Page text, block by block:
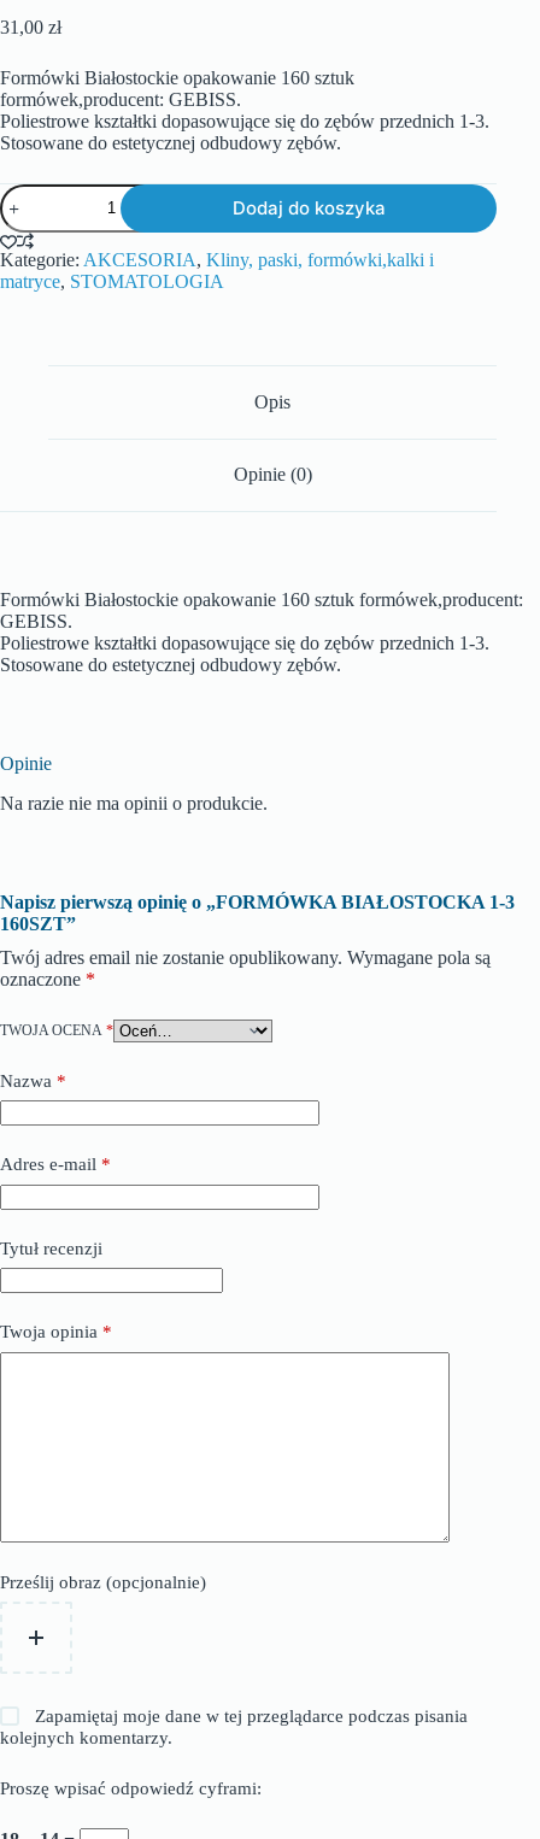
31,00 zł
Formówki Białostockie opakowanie 160 sztuk
formówek,producent: GEBISS.
Poliestrowe kształtki dopasowujące się do zębów przednich 1-3.
Stosowane do estetycznej odbudowy zębów.
Dodaj do koszyka
Kategorie: AKCESORIA, Kliny, paski, formówki,kalki i
matryce, STOMATOLOGIA
Opis
Opinie (0)
Formówki Białostockie opakowanie 160 sztuk formówek,producent:
GEBISS.
Poliestrowe kształtki dopasowujące się do zębów przednich 1-3.
Stosowane do estetycznej odbudowy zębów.
Opinie
Na razie nie ma opinii o produkcie.
Napisz pierwszą opinię o „FORMÓWKA BIAŁOSTOCKA 1-3
160SZT”
Twój adres email nie zostanie opublikowany. Wymagane pola są
oznaczone *
TWOJA OCENA *
Nazwa *
Adres e-mail *
Tytuł recenzji
Twoja opinia *
Prześlij obraz (opcjonalnie)
Zapamiętaj moje dane w tej przeglądarce podczas pisania
kolejnych komentarzy.
Proszę wpisać odpowiedź cyframi: